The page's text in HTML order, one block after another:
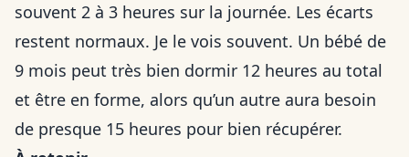
souvent 2 à 3 heures sur la journée. Les écarts
restent normaux. Je le vois souvent. Un bébé de
9 mois peut très bien dormir 12 heures au total
et être en forme, alors qu’un autre aura besoin
de presque 15 heures pour bien récupérer.